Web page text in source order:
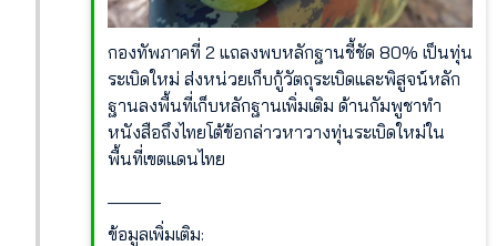
กองทัพภาคที่ 2 แถลงพบหลักฐานชี้ชัด 80% เป็นทุ่น
ระเบิดใหม่ ส่งหน่วยเก็บกู้วัตถุระเบิดและพิสูจน์หลัก
ฐานลงพื้นที่เก็บหลักฐานเพิ่มเติม ด้านกัมพูชาทำ
หนังสือถึงไทยโต้ข้อกล่าวหาวางทุ่นระเบิดใหม่ใน
พื้นที่เขตแดนไทย
ข้อมูลเพิ่มเติม: